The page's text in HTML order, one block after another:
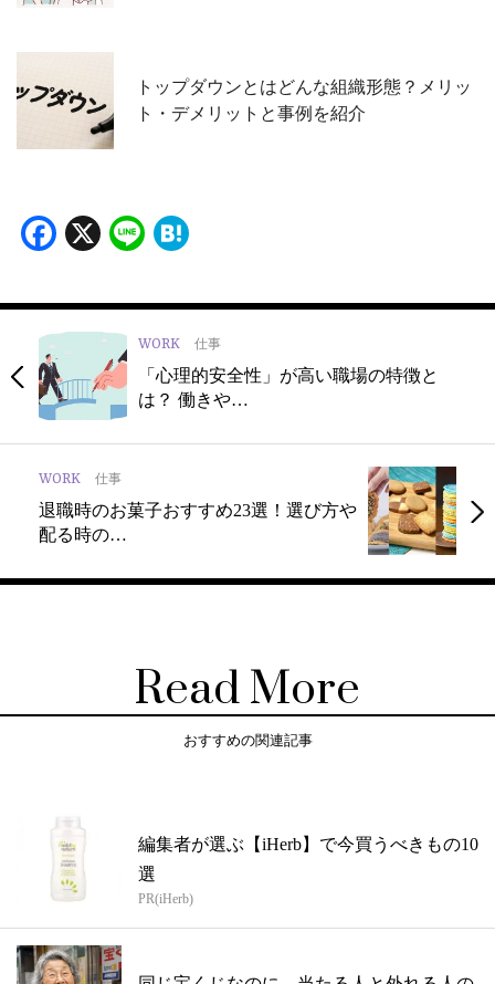
トップダウンとはどんな組織形態？メリッ
ト・デメリットと事例を紹介
Facebook
X Line
WORK 仕事
「心理的安全性」が高い職場の特徴と
は？ 働きや…
WORK 仕事
退職時のお菓子おすすめ23選！選び方や
配る時の…
Read More
おすすめの関連記事
編集者が選ぶ【iHerb】で今買うべきもの10
選
PR(iHerb)